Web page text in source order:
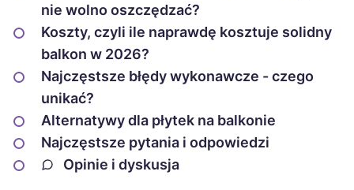
nie wolno oszczędzać?
Koszty, czyli ile naprawdę kosztuje solidny
balkon w 2026?
Najczęstsze błędy wykonawcze - czego
unikać?
Alternatywy dla płytek na balkonie
Najczęstsze pytania i odpowiedzi
Opinie i dyskusja